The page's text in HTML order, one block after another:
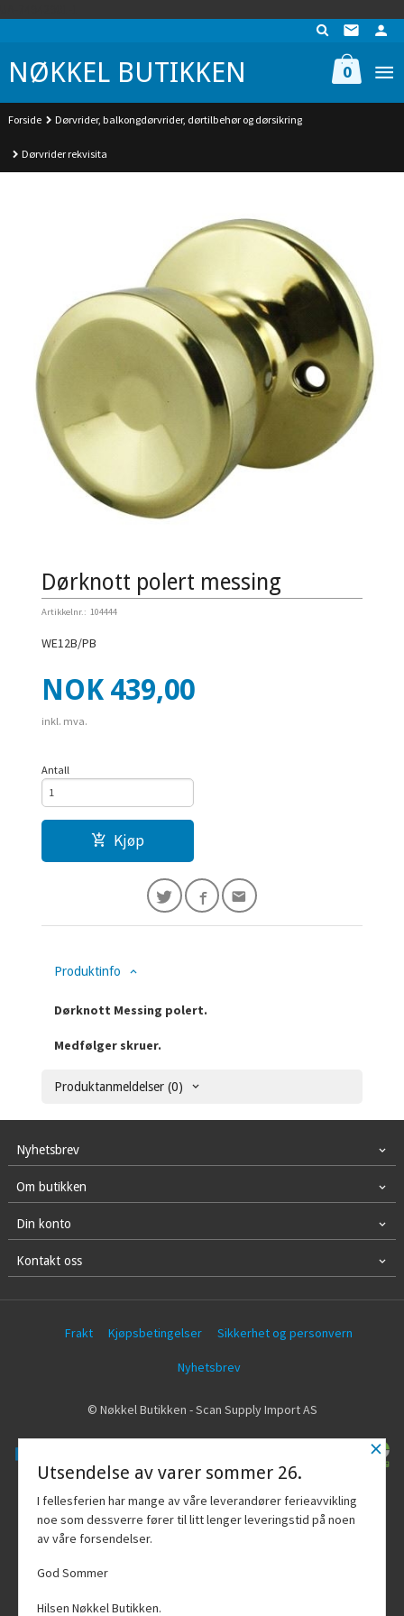
NØKKEL BUTIKKEN 0
Forside Dørvrider, balkongdørvrider, dørtilbehør og dørsikring
Dørvrider rekvisita
Dørknott polert messing
Artikkelnr.: 104444
WE12B/PB
Pris
NOK 439,00
inkl. mva.
Antall
Kjøp
Produktinfo
Dørknott Messing polert.
Medfølger skruer.
Produktanmeldelser (0)
Nyhetsbrev
Om butikken
Din konto
Kontakt oss
Frakt Kjøpsbetingelser Sikkerhet og personvern
Nyhetsbrev
© Nøkkel Butikken - Scan Supply Import AS
Vår nettbutikk bruker cookies slik at du
får en bedre kjøpsopplevelse og vi kan
yte deg bedre service. Vi bruker cookies
hovedsaklig til å lagre
×
Utsendelse av varer sommer 26.
I fellesferien har mange av våre leverandører ferieavvikling
noe som dessverre fører til litt lenger leveringstid på noen
av våre forsendelser.
God Sommer
Hilsen Nøkkel Butikken.